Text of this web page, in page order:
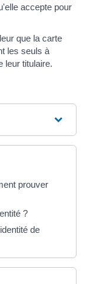
accepte pour
que la carte
les seuls à
leur titulaire.
prouver
?
de